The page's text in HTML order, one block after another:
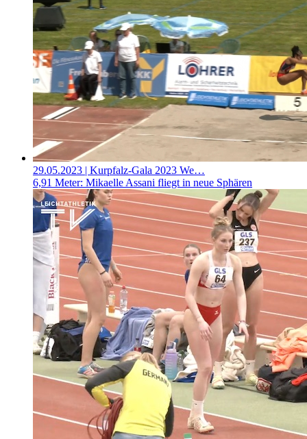
29.05.2023 | Kurpfalz-Gala 2023 We…
6,91 Meter: Mikaelle Assani fliegt in neue Sphären